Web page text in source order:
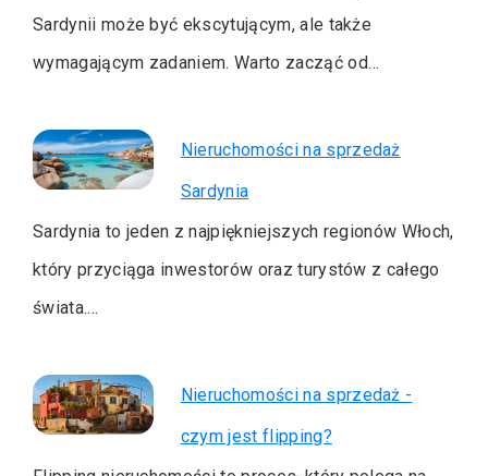
Sardynii może być ekscytującym, ale także
wymagającym zadaniem. Warto zacząć od…
Nieruchomości na sprzedaż
Sardynia
Sardynia to jeden z najpiękniejszych regionów Włoch,
który przyciąga inwestorów oraz turystów z całego
świata.…
Nieruchomości na sprzedaż -
czym jest flipping?